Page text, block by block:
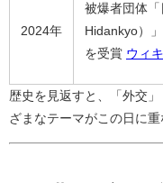
2024年
被爆者団体
Hidankyo）
を受賞 ウィ
歴史を見返すと、「外交
ざまなテーマがこの日に